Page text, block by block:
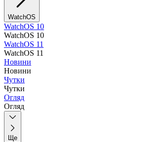
WatchOS
WatchOS 10
WatchOS 10
WatchOS 11
WatchOS 11
Новини
Новини
Чутки
Чутки
Огляд
Огляд
Ще